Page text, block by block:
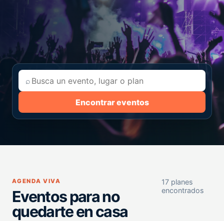
⌕
Encontrar eventos
AGENDA VIVA
Eventos para no
quedarte en casa
17 planes
encontrados